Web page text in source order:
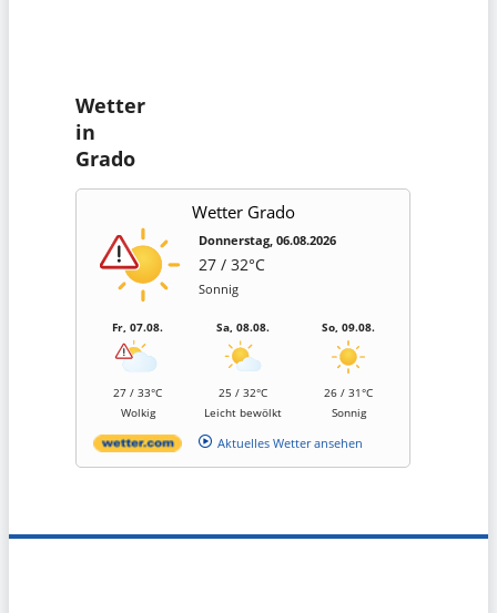
Wetter
in
Grado
Wetter Grado
Donnerstag, 06.08.2026
27 / 32°C
Sonnig
Fr, 07.08.
27 / 33°C
Wolkig
Sa, 08.08.
25 / 32°C
Leicht bewölkt
So, 09.08.
26 / 31°C
Sonnig
Aktuelles Wetter ansehen